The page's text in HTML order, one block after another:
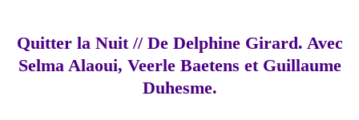
Quitter la Nuit // De Delphine Girard. Avec
Selma Alaoui, Veerle Baetens et Guillaume
Duhesme.